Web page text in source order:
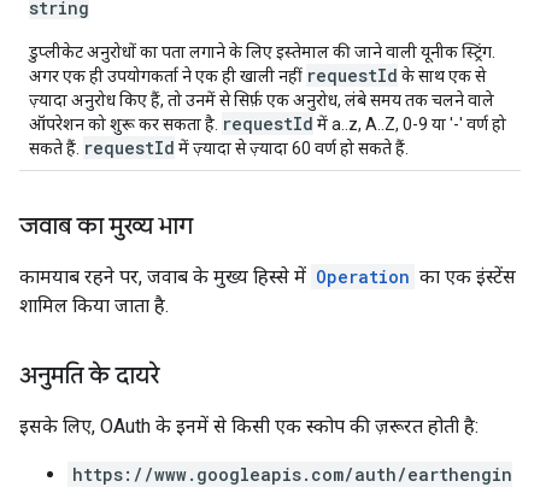
string
डुप्लीकेट अनुरोधों का पता लगाने के लिए इस्तेमाल की जाने वाली यूनीक स्ट्रिंग.
अगर एक ही उपयोगकर्ता ने एक ही खाली नहीं requestId के साथ एक से
ज़्यादा अनुरोध किए हैं, तो उनमें से सिर्फ़ एक अनुरोध, लंबे समय तक चलने वाले
ऑपरेशन को शुरू कर सकता है. requestId में a..z, A..Z, 0-9 या '-' वर्ण हो
सकते हैं. requestId में ज़्यादा से ज़्यादा 60 वर्ण हो सकते हैं.
जवाब का मुख्य भाग
कामयाब रहने पर, जवाब के मुख्य हिस्से में Operation का एक इंस्टेंस
शामिल किया जाता है.
अनुमति के दायरे
इसके लिए, OAuth के इनमें से किसी एक स्कोप की ज़रूरत होती है:
https://www.googleapis.com/auth/earthengin